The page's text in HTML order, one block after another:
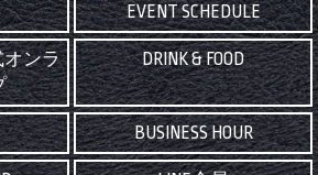
EVENT SCHEDULE
オンラ
DRINK & FOOD
BUSINESS HOUR